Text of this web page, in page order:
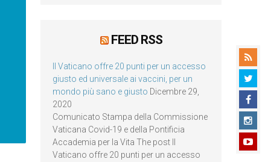
FEED RSS
Il Vaticano offre 20 punti per un accesso
giusto ed universale ai vaccini, per un
mondo più sano e giusto Dicembre 29,
2020
Comunicato Stampa della Commissione
Vaticana Covid-19 e della Pontificia
Accademia per la Vita The post Il
Vaticano offre 20 punti per un accesso